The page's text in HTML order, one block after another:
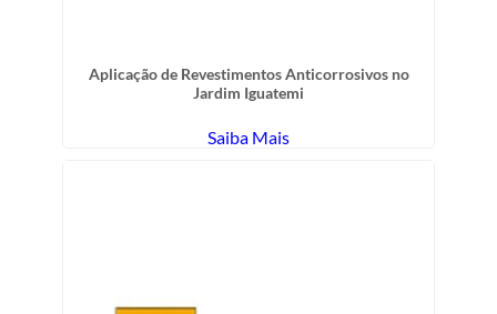
Aplicação de Revestimentos Anticorrosivos no
Jardim Iguatemi
Saiba Mais